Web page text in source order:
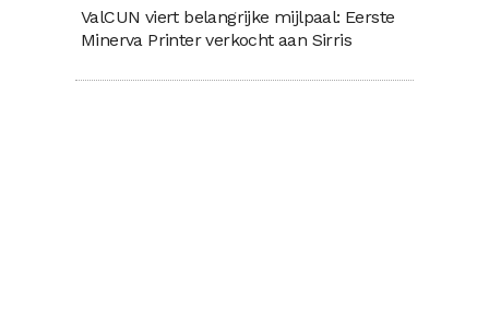
ValCUN viert belangrijke mijlpaal: Eerste
Minerva Printer verkocht aan Sirris